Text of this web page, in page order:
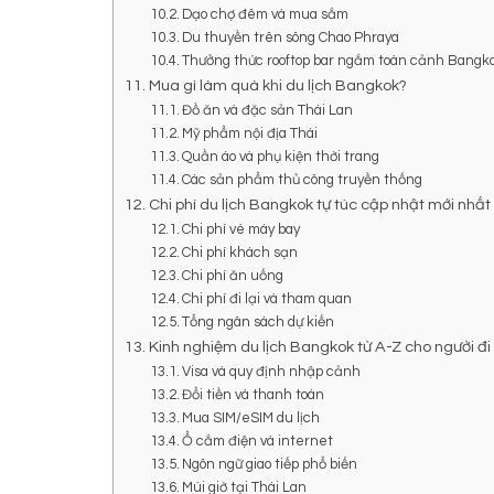
Dạo chợ đêm và mua sắm
Du thuyền trên sông Chao Phraya
Thưởng thức rooftop bar ngắm toàn cảnh
Mua gì làm quà khi du lịch Bangkok?
Đồ ăn và đặc sản Thái Lan
Mỹ phẩm nội địa Thái
Quần áo và phụ kiện thời trang
Các sản phẩm thủ công truyền thống
Chi phí du lịch Bangkok tự túc cập nhật mới nhất
Chi phí vé máy bay
Chi phí khách sạn
Chi phí ăn uống
Chi phí đi lại và tham quan
Tổng ngân sách dự kiến
Kinh nghiệm du lịch Bangkok từ A-Z cho người
Visa và quy định nhập cảnh
Đổi tiền và thanh toán
Mua SIM/eSIM du lịch
Ổ cắm điện và internet
Ngôn ngữ giao tiếp phổ biến
Múi giờ tại Thái Lan